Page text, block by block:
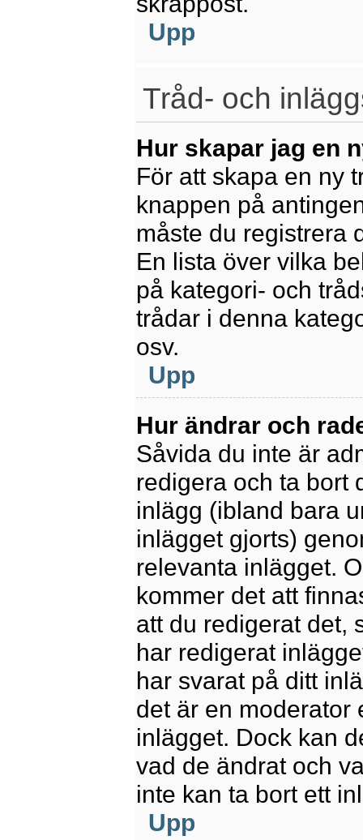
Upp
Tråd- och
Hur skapar jag en
För att skapa en ny
knappen på
måste du registrera
En lista över vilka
på kategori- och
trådar i denna
osv.
Upp
Hur ändrar och
Såvida du inte är
redigera och ta bort
inlägg (ibland bara
inlägget gjorts)
relevanta inlägget.
kommer det att
att du redigerat det,
har redigerat
har svarat på ditt
det är en moderator
inlägget. Dock kan
vad de ändrat och
inte kan ta bort ett
Upp